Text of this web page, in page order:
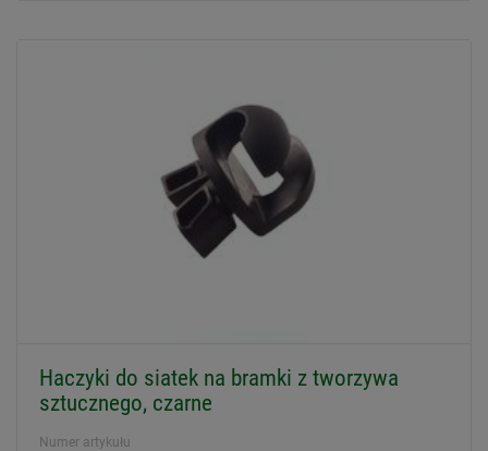
Haczyki do siatek na bramki z tworzywa
sztucznego, czarne
Numer artykułu